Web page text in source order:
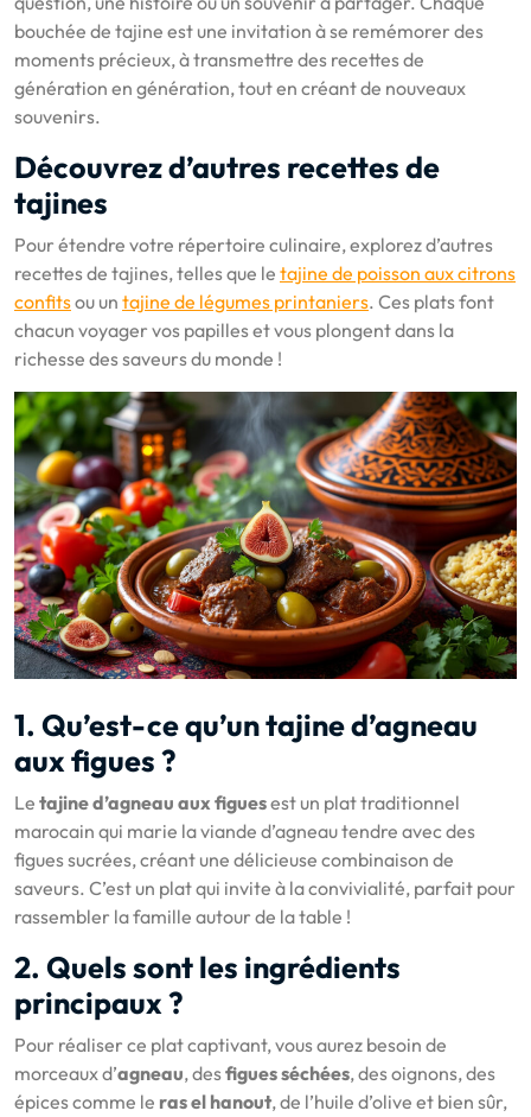
bouchée de tajine est une invitation à se remémorer des
moments précieux, à transmettre des recettes de
génération en génération, tout en créant de nouveaux
souvenirs.
Découvrez d’autres recettes de
tajines
Pour étendre votre répertoire culinaire, explorez d’autres
recettes de tajines, telles que le tajine de poisson aux citrons
confitsou un tajine de légumes printaniers. Ces plats font
chacun voyager vos papilles et vous plongent dans la
richesse des saveurs du monde !
1. Qu’est-ce qu’un tajine d’agneau
aux figues ?
Le tajine d’agneau aux figuesest un plat traditionnel
marocain qui marie la viande d’agneau tendre avec des
figues sucrées, créant une délicieuse combinaison de
saveurs. C’est un plat qui invite à la convivialité, parfait pour
rassembler la famille autour de la table !
2. Quels sont les ingrédients
principaux ?
Pour réaliser ce plat captivant, vous aurez besoin de
morceaux d’agneau, desfigues séchées, des oignons, des
épices comme le ras el hanout, de l’huile d’olive et bien sûr,